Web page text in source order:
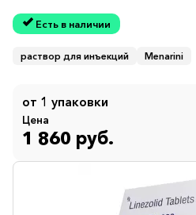
Есть в наличии
раствор для инъекций Menarini
от 1 упаковки
Цена
1 860 руб.